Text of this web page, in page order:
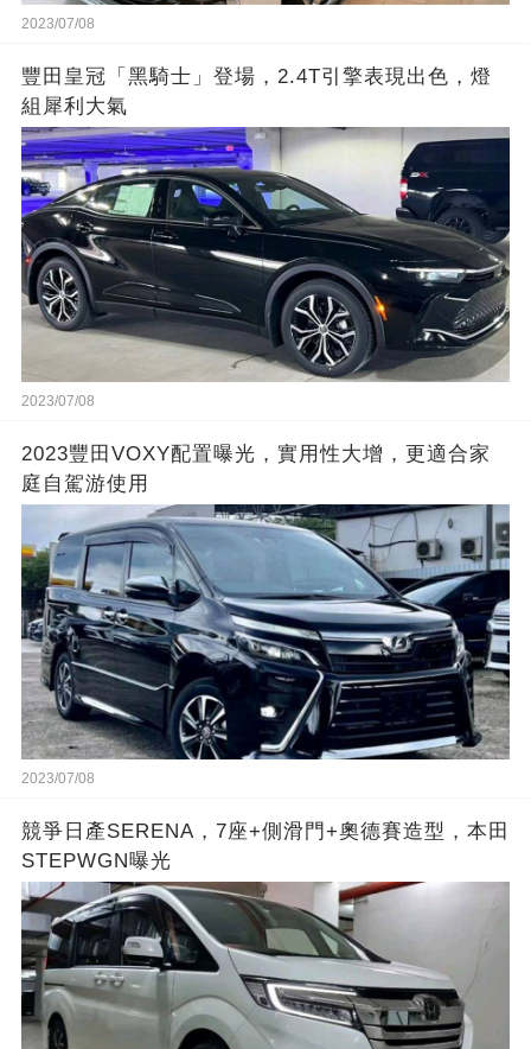
2023/07/08
豐田皇冠「黑騎士」登場，2.4T引擎表現出色，燈
組犀利大氣
2023/07/08
2023豐田VOXY配置曝光，實用性大增，更適合家
庭自駕游使用
2023/07/08
競爭日產SERENA，7座+側滑門+奧德賽造型，本田
STEPWGN曝光